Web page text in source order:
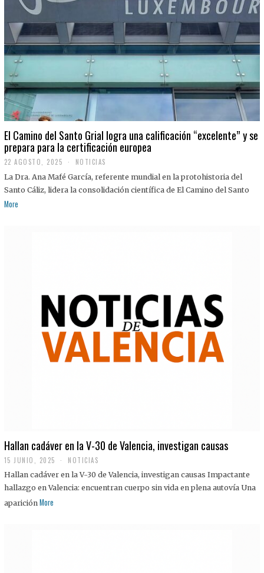
El Camino del Santo Grial logra una calificación “excelente” y se
prepara para la certificación europea
22 AGOSTO, 2025
2
A
G
NOTICIAS
La Dra. Ana Mafé García, referente mundial en la protohistoria del
Santo Cáliz, lidera la consolidación científica de El Camino del Santo
More
Hallan cadáver en la V-30 de Valencia, investigan causas
15 JUNIO, 2025 NOTICIAS
Hallan cadáver en la V-30 de Valencia, investigan causas Impactante
hallazgo en Valencia: encuentran cuerpo sin vida en plena autovía Una
aparición More